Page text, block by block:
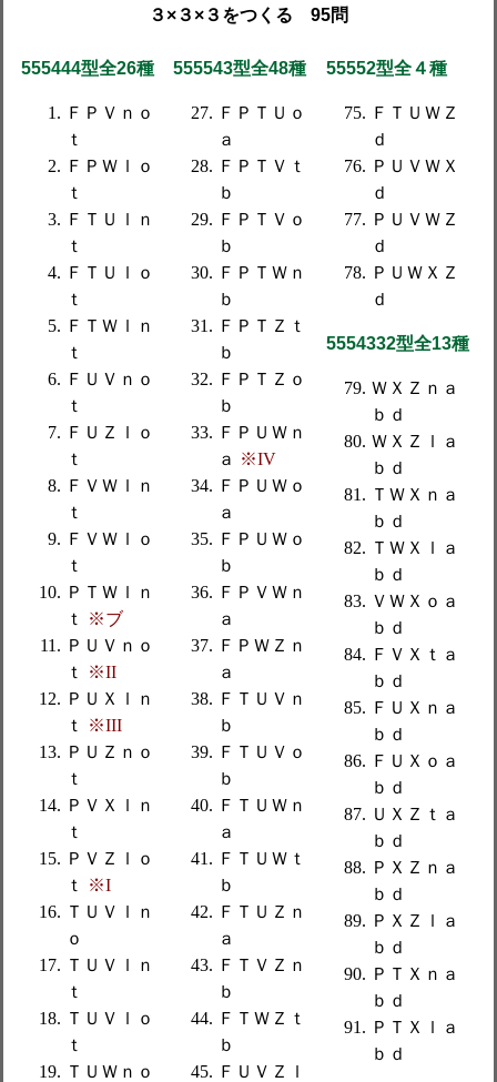
３×３×３をつくる 95問
555444型全26種
ＦＰＶｎｏ
ｔ
ＦＰＷｌｏ
ｔ
ＦＴＵｌｎ
ｔ
ＦＴＵｌｏ
ｔ
ＦＴＷｌｎ
ｔ
ＦＵＶｎｏ
ｔ
ＦＵＺｌｏ
ｔ
ＦＶＷｌｎ
ｔ
ＦＶＷｌｏ
ｔ
ＰＴＷｌｎ
ｔ
※ブ
ＰＵＶｎｏ
ｔ
※II
ＰＵＸｌｎ
ｔ
※III
ＰＵＺｎｏ
ｔ
ＰＶＸｌｎ
ｔ
ＰＶＺｌｏ
ｔ
※I
ＴＵＶｌｎ
ｏ
ＴＵＶｌｎ
ｔ
ＴＵＶｌｏ
ｔ
ＴＵＷｎｏ
555543型全48種
ＦＰＴＵｏ
ａ
ＦＰＴＶｔ
ｂ
ＦＰＴＶｏ
ｂ
ＦＰＴＷｎ
ｂ
ＦＰＴＺｔ
ｂ
ＦＰＴＺｏ
ｂ
ＦＰＵＷｎ
ａ ※IV
ＦＰＵＷｏ
ａ
ＦＰＵＷｏ
ｂ
ＦＰＶＷｎ
ａ
ＦＰＷＺｎ
ａ
ＦＴＵＶｎ
ｂ
ＦＴＵＶｏ
ｂ
ＦＴＵＷｎ
ａ
ＦＴＵＷｔ
ｂ
ＦＴＵＺｎ
ａ
ＦＴＶＺｎ
ｂ
ＦＴＷＺｔ
ｂ
ＦＵＶＺｌ
55552型全４種
ＦＴＵＷＺ
ｄ
ＰＵＶＷＸ
ｄ
ＰＵＶＷＺ
ｄ
ＰＵＷＸＺ
ｄ
5554332型全13種
ＷＸＺｎａ
ｂｄ
ＷＸＺｌａ
ｂｄ
ＴＷＸｎａ
ｂｄ
ＴＷＸｌａ
ｂｄ
ＶＷＸｏａ
ｂｄ
ＦＶＸｔａ
ｂｄ
ＦＵＸｎａ
ｂｄ
ＦＵＸｏａ
ｂｄ
ＵＸＺｔａ
ｂｄ
ＰＸＺｎａ
ｂｄ
ＰＸＺｌａ
ｂｄ
ＰＴＸｎａ
ｂｄ
ＰＴＸｌａ
ｂｄ